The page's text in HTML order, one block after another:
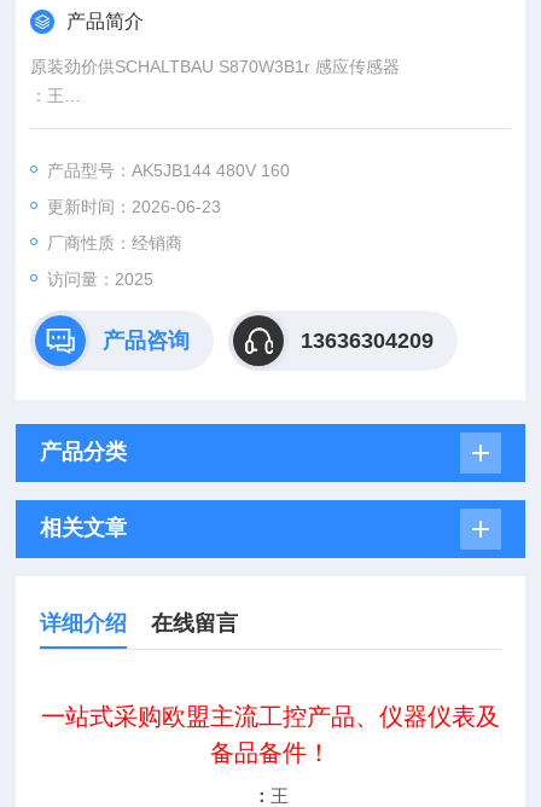
产品简介
原装劲价供SCHALTBAU S870W3B1r 感应传感器
：王
：www@
产品型号：AK5JB144 480V 160
更新时间：2026-06-23
厂商性质：经销商
访问量：2025
产品咨询 13636304209
产品分类
相关文章
详细介绍 在线留言
一站式采购欧盟主流工控产品、仪器仪表及
备品备件！
： 王